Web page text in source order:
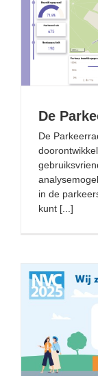
De
De
in de
kunt [...]
Wij zijn